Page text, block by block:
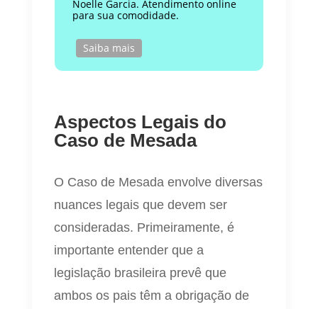
Noelle Garcia. Atendimento online
para sua comodidade.
Saiba mais
Aspectos Legais do
Caso de Mesada
O Caso de Mesada envolve diversas
nuances legais que devem ser
consideradas. Primeiramente, é
importante entender que a
legislação brasileira prevê que
ambos os pais têm a obrigação de